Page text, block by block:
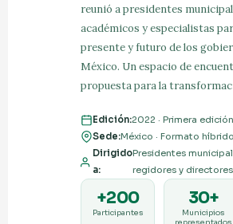
reunió a presidentes
académicos y especialistas
presente y futuro de los
México. Un espacio de
propuesta para la
Edición:2022 · Primera edición
Sede:México · Formato híbrido
Dirigido
a:
Presidentes
regidores y directores
+200
Participantes
30+
Municipios
representados